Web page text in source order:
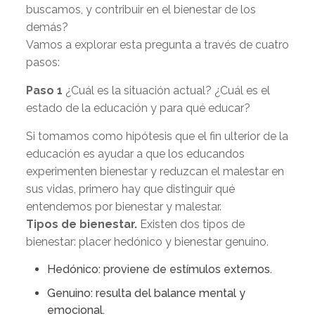
buscamos, y contribuir en el bienestar de los
demás?
Vamos a explorar esta pregunta a través de cuatro
pasos:
Paso 1 ¿Cuál es la situación actual? ¿Cuál es el
estado de la educación y para qué educar?
Si tomamos como hipótesis que el fin ulterior de la
educación es ayudar a que los educandos
experimenten bienestar y reduzcan el malestar en
sus vidas, primero hay que distinguir qué
entendemos por bienestar y malestar.
Tipos de bienestar.Existen dos tipos de
bienestar: placer hedónico y bienestar genuino.
Hedónico: proviene de estímulos externos.
Genuino: resulta del balance mental y
emocional.